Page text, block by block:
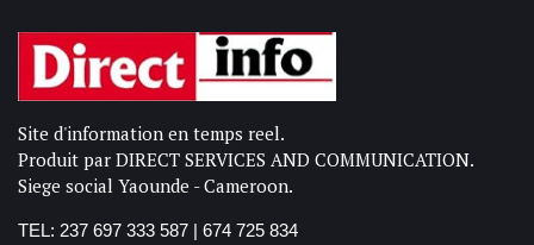
Site d'information en temps reel.
Produit par DIRECT SERVICES AND COMMUNICATION.
Siege social Yaounde - Cameroon.
TEL: 237 697 333 587 | 674 725 834